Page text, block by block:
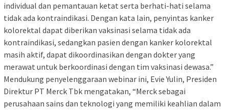
individual dan pemantauan ketat serta berhati-hati selama
tidak ada kontraindikasi. Dengan kata lain, penyintas kanker
kolorektal dapat diberikan vaksinasi selama tidak ada
kontraindikasi, sedangkan pasien dengan kanker kolorektal
masih aktif, dapat dikoordinasikan dengan dokter yang
merawat untuk berkoordinasi dengan tim vaksinasi dewasa.”
Mendukung penyelenggaraan webinar ini, Evie Yulin, Presiden
Direktur PT Merck Tbk mengatakan, “Merck sebagai
perusahaan sains dan teknologi yang memiliki keahlian dalam